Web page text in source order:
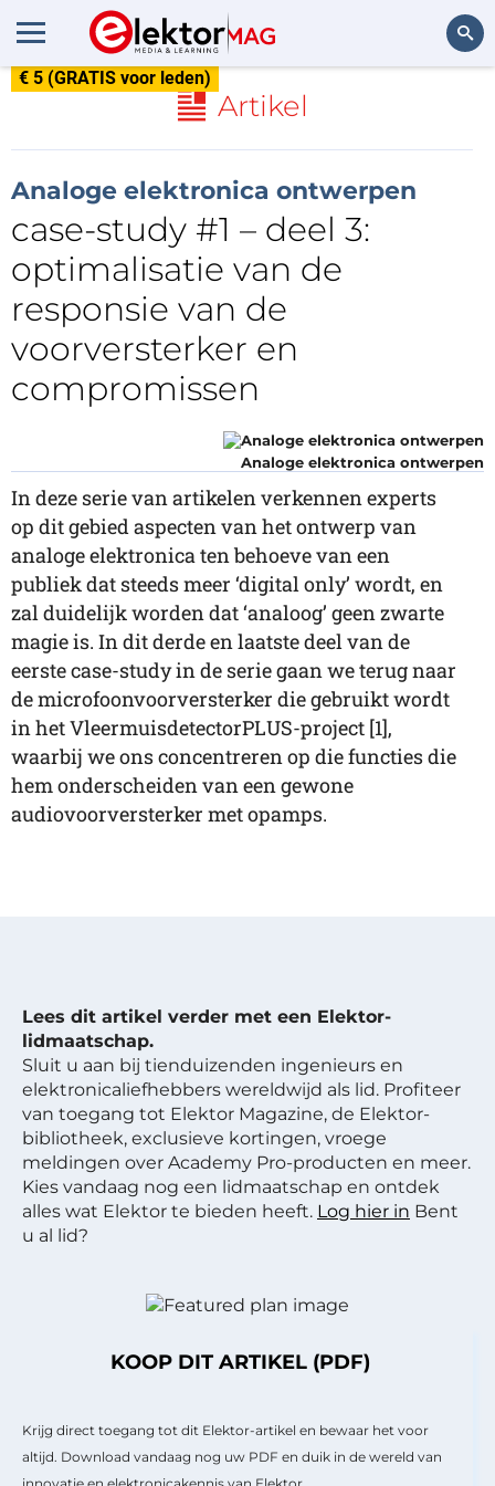
€ 5 (GRATIS voor leden)
Artikel
Analoge elektronica ontwerpen
case-study #1 – deel 3:
optimalisatie van de
responsie van de
voorversterker en
compromissen
Analoge elektronica ontwerpen
In deze serie van artikelen verkennen experts
op dit gebied aspecten van het ontwerp van
analoge elektronica ten behoeve van een
publiek dat steeds meer ‘digital only’ wordt, en
zal duidelijk worden dat ‘analoog’ geen zwarte
magie is. In dit derde en laatste deel van de
eerste case-study in de serie gaan we terug naar
de microfoonvoorversterker die gebruikt wordt
in het VleermuisdetectorPLUS-project [1],
waarbij we ons concentreren op die functies die
hem onderscheiden van een gewone
audiovoorversterker met opamps.
Lees dit artikel verder met een Elektor-
lidmaatschap.
Sluit u aan bij tienduizenden ingenieurs en
elektronicaliefhebbers wereldwijd als lid. Profiteer
van toegang tot Elektor Magazine, de Elektor-
bibliotheek, exclusieve kortingen, vroege
meldingen over Academy Pro-producten en meer.
Kies vandaag nog een lidmaatschap en ontdek
alles wat Elektor te bieden heeft. Log hier in Bent
u al lid?
KOOP DIT ARTIKEL (PDF)
Krijg direct toegang tot dit Elektor-artikel en bewaar het voor
altijd. Download vandaag nog uw PDF en duik in de wereld van